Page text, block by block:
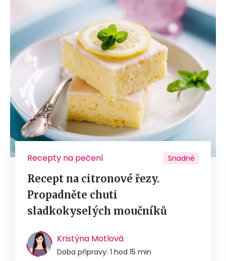
Recepty na pečení Snadné
Recept na citronové řezy.
Propadněte chuti
sladkokyselých moučníků
Kristýna Motlová
Doba přípravy: 1 hod 15 min